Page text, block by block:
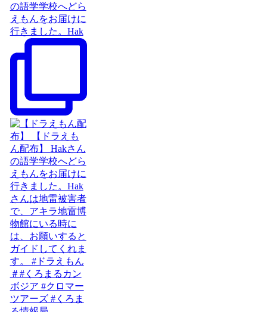
の語学学校へどら
えもんをお届けに
行きました。Hak